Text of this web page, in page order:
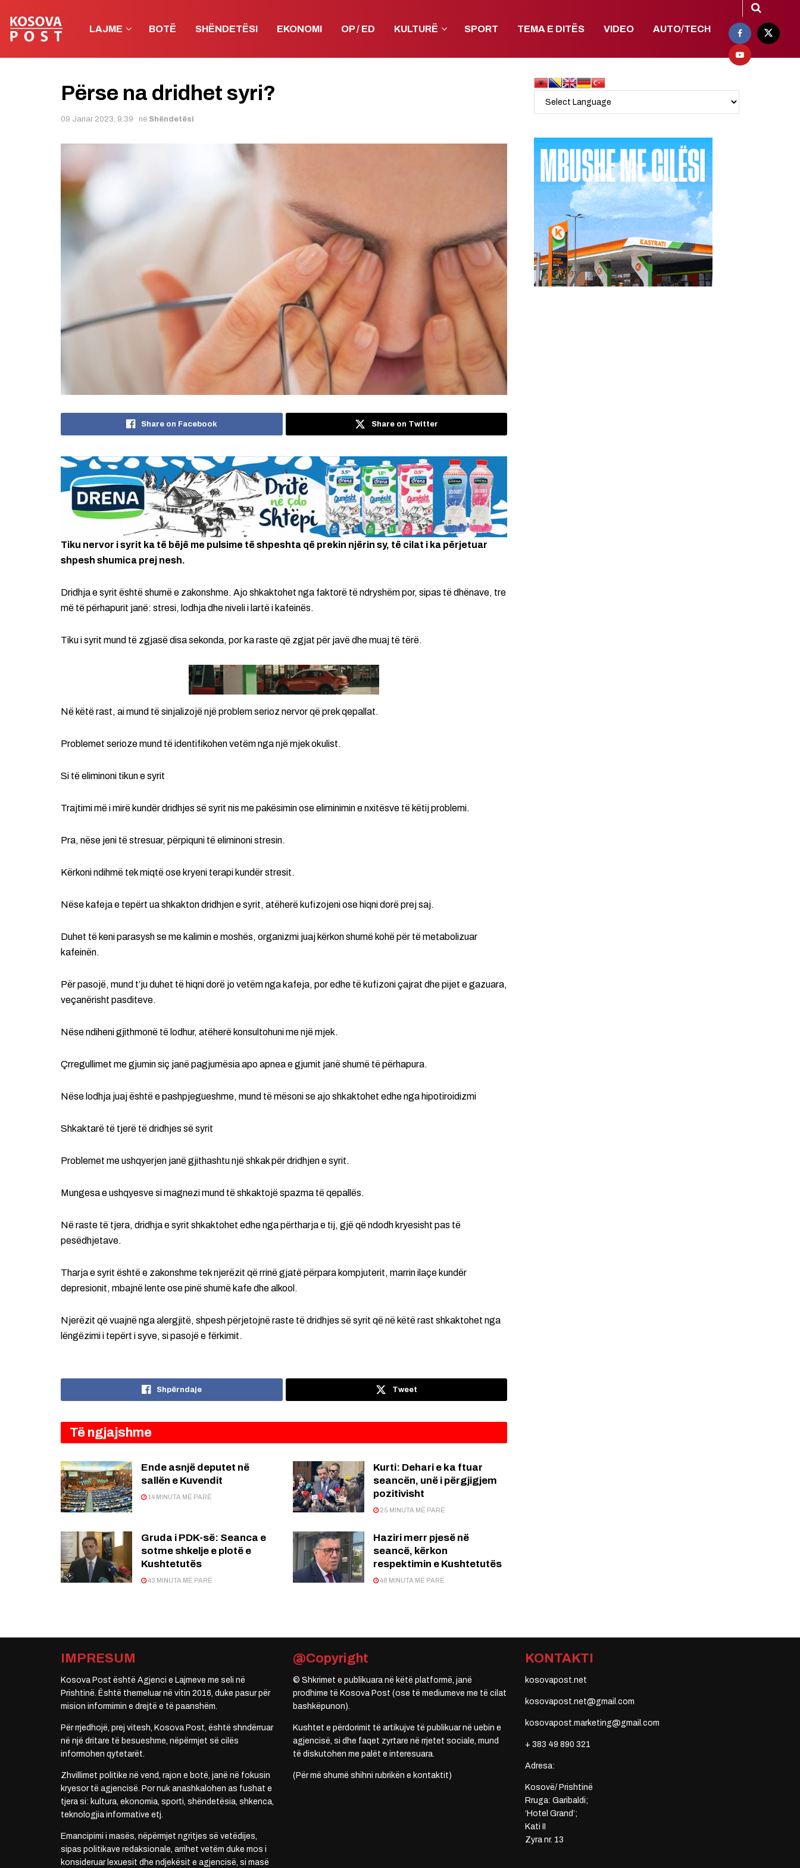
LAJME BOTË SHËNDETËSI EKONOMI OP / ED KULTURË SPORT TEMA E DITËS VIDEO AUTO/TECH
Përse na dridhet syri?
09 Janar 2023, 9:39 në Shëndetësi
Share on Facebook Share on Twitter
Tiku nervor i syrit ka të bëjë me pulsime të shpeshta që prekin njërin sy, të cilat i ka përjetuar
shpesh shumica prej nesh.
Dridhja e syrit është shumë e zakonshme. Ajo shkaktohet nga faktorë të ndryshëm por, sipas të dhënave, tre
më të përhapurit janë: stresi, lodhja dhe niveli i lartë i kafeinës.
Tiku i syrit mund të zgjasë disa sekonda, por ka raste që zgjat për javë dhe muaj të tërë.
Në këtë rast, ai mund të sinjalizojë një problem serioz nervor që prek qepallat.
Problemet serioze mund të identifikohen vetëm nga një mjek okulist.
Si të eliminoni tikun e syrit
Trajtimi më i mirë kundër dridhjes së syrit nis me pakësimin ose eliminimin e nxitësve të këtij problemi.
Pra, nëse jeni të stresuar, përpiquni të eliminoni stresin.
Kërkoni ndihmë tek miqtë ose kryeni terapi kundër stresit.
Nëse kafeja e tepërt ua shkakton dridhjen e syrit, atëherë kufizojeni ose hiqni dorë prej saj.
Duhet të keni parasysh se me kalimin e moshës, organizmi juaj kërkon shumë kohë për të metabolizuar
kafeinën.
Për pasojë, mund t’ju duhet të hiqni dorë jo vetëm nga kafeja, por edhe të kufizoni çajrat dhe pijet e gazuara,
veçanërisht pasditeve.
Nëse ndiheni gjithmonë të lodhur, atëherë konsultohuni me një mjek.
Çrregullimet me gjumin siç janë pagjumësia apo apnea e gjumit janë shumë të përhapura.
Nëse lodhja juaj është e pashpjegueshme, mund të mësoni se ajo shkaktohet edhe nga hipotiroidizmi
Shkaktarë të tjerë të dridhjes së syrit
Problemet me ushqyerjen janë gjithashtu një shkak për dridhjen e syrit.
Mungesa e ushqyesve si magnezi mund të shkaktojë spazma të qepallës.
Në raste të tjera, dridhja e syrit shkaktohet edhe nga përtharja e tij, gjë që ndodh kryesisht pas të
pesëdhjetave.
Tharja e syrit është e zakonshme tek njerëzit që rrinë gjatë përpara kompjuterit, marrin ilaçe kundër
depresionit, mbajnë lente ose pinë shumë kafe dhe alkool.
Njerëzit që vuajnë nga alergjitë, shpesh përjetojnë raste të dridhjes së syrit që në këtë rast shkaktohet nga
lëngëzimi i tepërt i syve, si pasojë e fërkimit.
Shpërndaje Tweet
Të ngjajshme
Ende asnjë deputet në
sallën e Kuvendit
14 MINUTA MË PARË
Kurti: Dehari e ka ftuar
seancën, unë i përgjigjem
pozitivisht
25 MINUTA MË PARË
Gruda i PDK-së: Seanca e
sotme shkelje e plotë e
Kushtetutës
43 MINUTA MË PARË
Haziri merr pjesë në
seancë, kërkon
respektimin e Kushtetutës
48 MINUTA MË PARË
IMPRESUM
Kosova Post është Agjenci e Lajmeve me seli në
Prishtinë. Është themeluar në vitin 2016, duke pasur për
mision informimin e drejtë e të paanshëm.
Për rrjedhojë, prej vitesh, Kosova Post, është shndërruar
në një dritare të besueshme, nëpërmjet së cilës
informohen qytetarët.
Zhvillimet politike në vend, rajon e botë, janë në fokusin
kryesor të agjencisë. Por nuk anashkalohen as fushat e
tjera si: kultura, ekonomia, sporti, shëndetësia, shkenca,
teknologjia informative etj.
Emancipimi i masës, nëpërmjet ngritjes së vetëdijes,
sipas politikave redaksionale, arrihet vetëm duke mos i
konsideruar lexuesit dhe ndjekësit e agjencisë, si masë
@Copyright
© Shkrimet e publikuara në këtë platformë, janë
prodhime të Kosova Post (ose të mediumeve me të cilat
bashkëpunon).
Kushtet e përdorimit të artikujve të publikuar në uebin e
agjencisë, si dhe faqet zyrtare në rrjetet sociale, mund
të diskutohen me palët e interesuara.
(Për më shumë shihni rubrikën e kontaktit)
KONTAKTI
kosovapost.net
kosovapost.net@gmail.com
kosovapost.marketing@gmail.com
+ 383 49 890 321
Adresa:
Kosovë/ Prishtinë
Rruga: Garibaldi;
‘Hotel Grand’;
Kati II
Zyra nr. 13